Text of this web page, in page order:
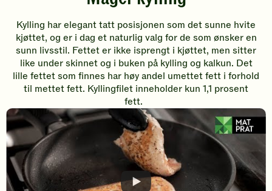
Klikk
for
din
vurdering.
stjerner.
Klikk
for
å
gi
din
vurdering.
Kylling har elegant tatt posisjonen som det sunne hvite
kjøttet, og er i dag et naturlig valg for de som ønsker en
sunn livsstil. Fettet er ikke isprengt i kjøttet, men sitter
like under skinnet og i buken på kylling og kalkun. Det
lille fettet som finnes har høy andel umettet fett i forhold
til mettet fett. Kyllingfilet inneholder kun 1,1 prosent
fett.